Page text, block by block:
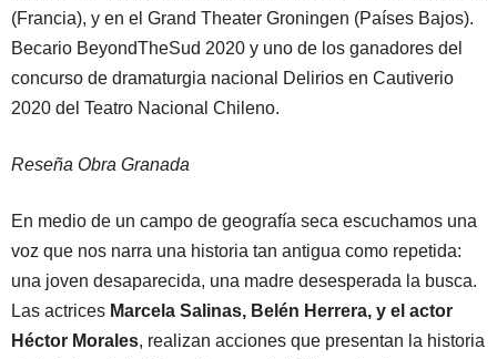
(Francia), y en el Grand Theater Groningen (Países Bajos).
Becario BeyondTheSud 2020 y uno de los ganadores del
concurso de dramaturgia nacional Delirios en Cautiverio
2020 del Teatro Nacional Chileno.
Reseña Obra Granada
En medio de un campo de geografía seca escuchamos una
voz que nos narra una historia tan antigua como repetida:
una joven desaparecida, una madre desesperada la busca.
Las actrices Marcela Salinas, Belén Herrera, y el actor
Héctor Morales, realizan acciones que presentan la historia